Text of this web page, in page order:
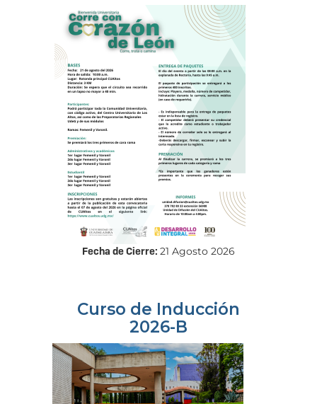
Fecha de Cierre: 21 Agosto 2026
Curso de Inducción
2026-B